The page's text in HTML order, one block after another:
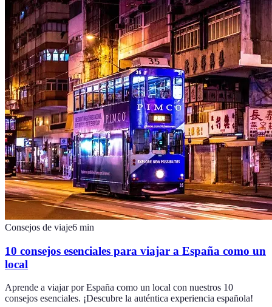
Consejos de viaje6 min
10 consejos esenciales para viajar a España como un
local
Aprende a viajar por España como un local con nuestros 10
consejos esenciales. ¡Descubre la auténtica experiencia española!